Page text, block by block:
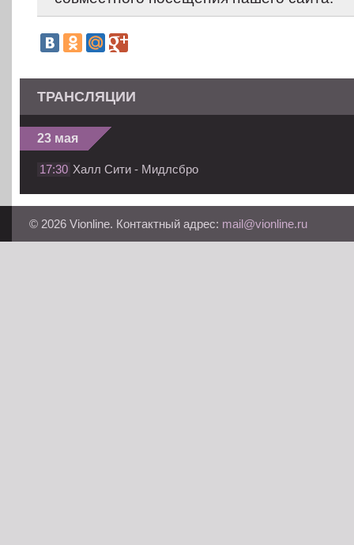
ТРАНСЛЯЦИИ
23 мая
17:30 Халл Сити - Мидлсбро
© 2026 Vionline. Контактный адрес: mail@vionline.ru